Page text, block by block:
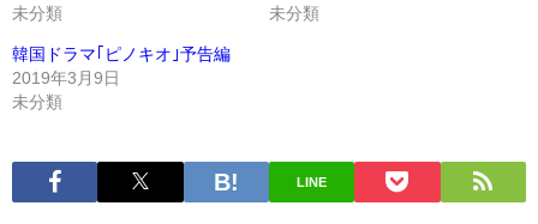
未分類
未分類
韓国ドラマ｢ピノキオ｣予告編
2019年3月9日
未分類
LINE